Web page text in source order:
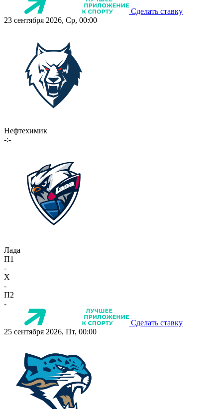
Сделать ставку
23 сентября 2026, Ср, 00:00
Нефтехимик
-:-
Лада
П1
-
X
-
П2
-
Сделать ставку
25 сентября 2026, Пт, 00:00